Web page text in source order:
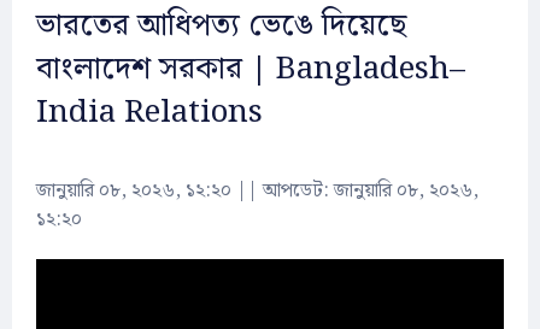
ভারতের আধিপত্য ভেঙে দিয়েছে
বাংলাদেশ সরকার | Bangladesh–
India Relations
জানুয়ারি ০৮, ২০২৬, ১২:২০ ||আপডেট: জানুয়ারি ০৮, ২০২৬,
১২:২০